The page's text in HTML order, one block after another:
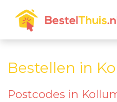
Bestellen in
Postcodes in